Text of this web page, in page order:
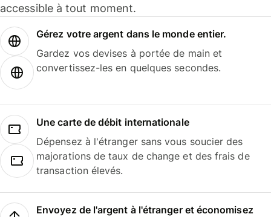
accessible à tout moment.
Gérez votre argent dans le monde entier.
Gardez vos devises à portée de main et
convertissez-les en quelques secondes.
Une carte de débit internationale
Dépensez à l'étranger sans vous soucier des
majorations de taux de change et des frais de
transaction élevés.
Envoyez de l'argent à l'étranger et économisez